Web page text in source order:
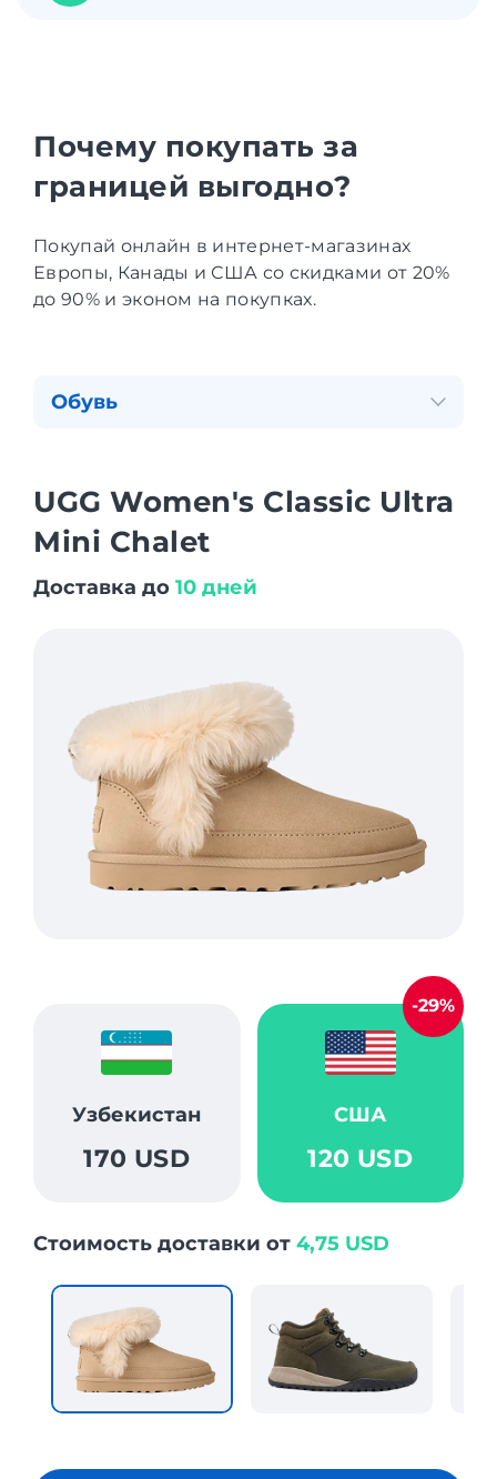
Почему покупать за
границей выгодно?
Покупай онлайн в интернет-магазинах
Европы, Канады и США со скидками от 20%
до 90% и эконом на покупках.
Обувь
UGG Women's Classic Ultra
Mini Chalet
Доставка до 10 дней
Узбекистан
170 USD
США
120 USD
-29%
Стоимость доставки от 4,75 USD